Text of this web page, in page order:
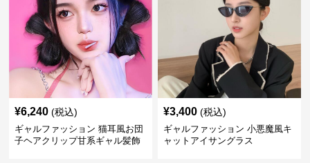
¥6,240 (税込)
ギャルファッション 猫耳風お団
子ヘアクリップ甘系ギャル髪飾
¥3,400 (税込)
ギャルファッション 小悪魔風キ
ャットアイサングラス